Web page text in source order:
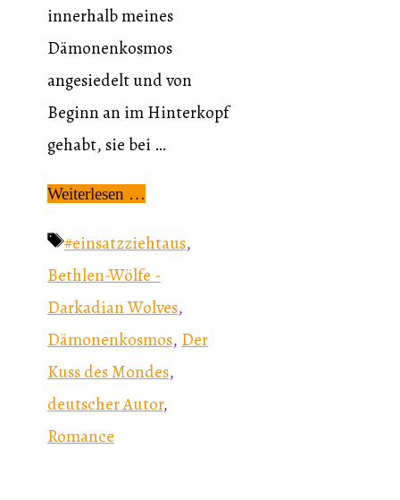
innerhalb meines
Dämonenkosmos
angesiedelt und von
Beginn an im Hinterkopf
gehabt, sie bei …
Weiterlesen …
Schlagwörter
#einsatzziehtaus,
Bethlen-Wölfe -
Darkadian Wolves,
Dämonenkosmos, Der
Kuss des Mondes,
deutscher Autor,
Romance